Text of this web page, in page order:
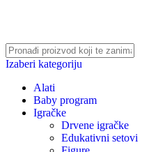
Izaberi kategoriju
Alati
Baby program
Igračke
Drvene igračke
Edukativni setovi